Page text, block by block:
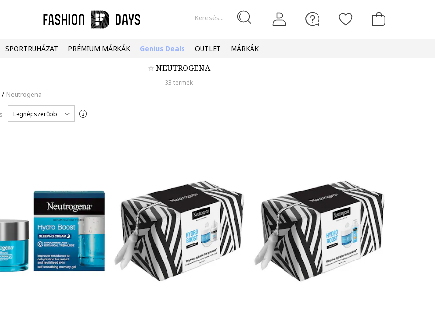
Keresés...
SPORTRUHÁZAT PRÉMIUM MÁRKÁK Genius Deals OUTLET MÁRKÁK
NEUTROGENA
33 termék
/ Neutrogena
Legnépszerűbb